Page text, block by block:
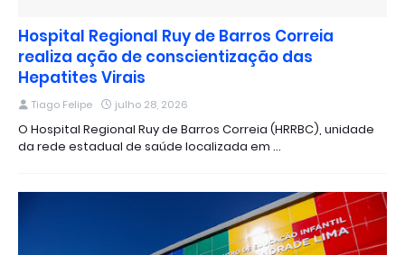
Hospital Regional Ruy de Barros Correia
realiza ação de conscientização das
Hepatites Virais
Tiago Felipe julho 28, 2026
O Hospital Regional Ruy de Barros Correia (HRRBC), unidade
da rede estadual de saúde localizada em …